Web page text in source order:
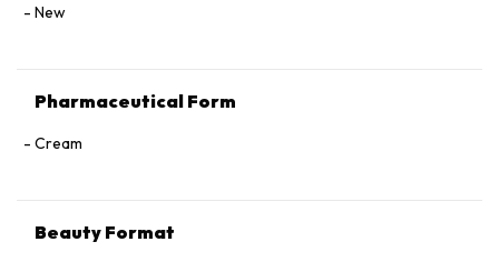
New
Pharmaceutical Form
Cream
Beauty Format